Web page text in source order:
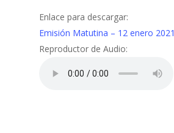
Enlace para descargar:
Emisión Matutina – 12 enero 2021
Reproductor de Audio: